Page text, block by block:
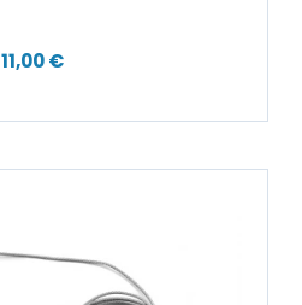
11,00 €